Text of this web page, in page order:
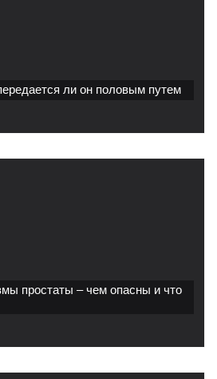
ли он половым путем
простаты – чем опасны и что